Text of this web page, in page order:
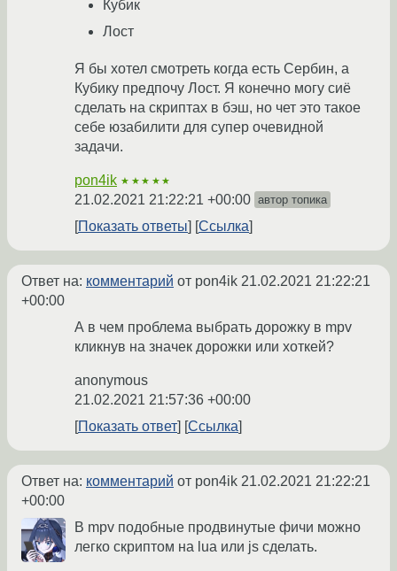
Кубик
Лост
Я бы хотел смотреть когда есть Сербин, а
Кубику предпочу Лост. Я конечно могу сиё
сделать на скриптах в бэш, но чет это такое
себе юзабилити для супер очевидной
задачи.
pon4ik ★★★★★
21.02.2021 21:22:21 +00:00 автор топика
Показать ответы Ссылка
Ответ на: комментарий от pon4ik 21.02.2021 21:22:21
+00:00
А в чем проблема выбрать дорожку в mpv
кликнув на значек дорожки или хоткей?
anonymous
21.02.2021 21:57:36 +00:00
Показать ответ
Ссылка
Ответ на: комментарий от pon4ik 21.02.2021 21:22:21
+00:00
В mpv подобные продвинутые фичи можно
легко скриптом на lua или js сделать.